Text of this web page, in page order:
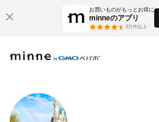
お買いものがもっとお得に
minneのアプリ
3万件以上